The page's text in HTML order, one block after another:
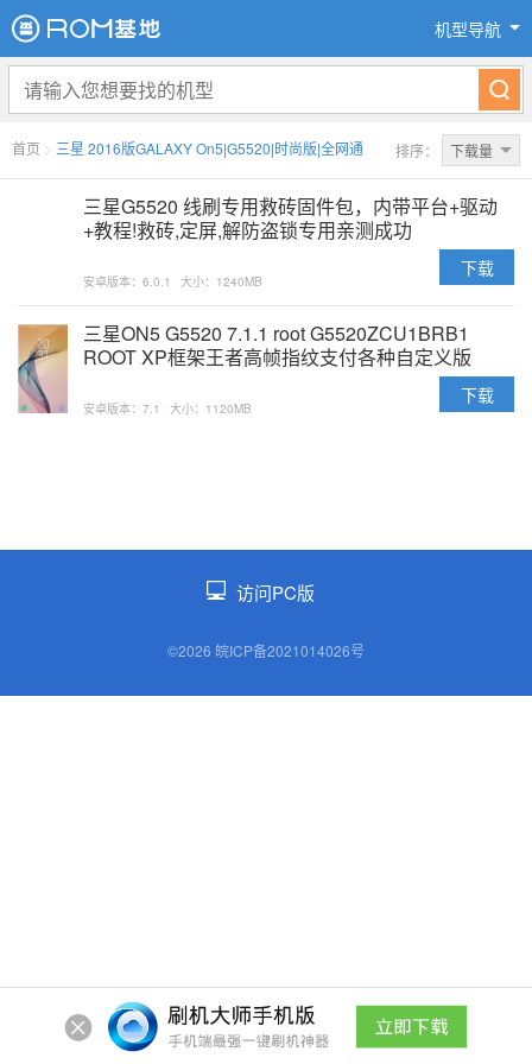
机型导航
首页 > 三星 2016版GALAXY On5|G5520|时尚版|全网通 排序： 下载量
三星G5520 线刷专用救砖固件包，内带平台+驱动
+教程!救砖,定屏,解防盗锁专用亲测成功
安卓版本：6.0.1 大小：1240MB
下载
三星ON5 G5520 7.1.1 root G5520ZCU1BRB1
ROOT XP框架王者高帧指纹支付各种自定义版
安卓版本：7.1 大小：1120MB
下载
访问PC版
©2026 皖ICP备2021014026号